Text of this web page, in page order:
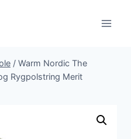
/ Warm Nordic The
Rygpolstring Merit